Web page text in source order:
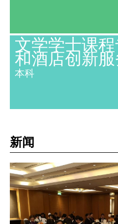
文学学士课
和酒店创新服
本科
新闻